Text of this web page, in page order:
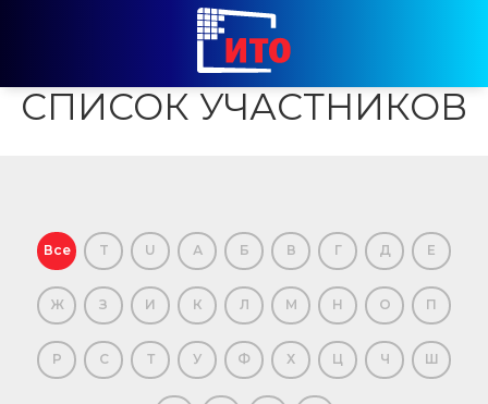
СПИСОК УЧАСТНИКОВ
Все T U А Б В Г Д Е
Ж З И К Л М Н О П
Р С Т У Ф Х Ц Ч Ш